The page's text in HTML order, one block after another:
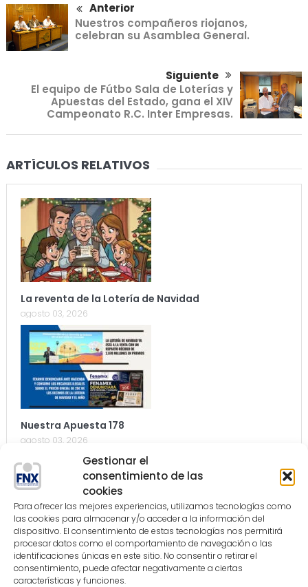
Gestionar el
consentimiento de las
cookies
Para ofrecer las mejores experiencias, utilizamos tecnologías como
las cookies para almacenar y/o acceder a la información del
dispositivo. El consentimiento de estas tecnologías nos permitirá
procesar datos como el comportamiento de navegación o las
identificaciones únicas en este sitio. No consentir o retirar el
consentimiento, puede afectar negativamente a ciertas
características y funciones.
Anterior
Nuestros compañeros riojanos,
celebran su Asamblea General.
Siguiente
El equipo de Fútbo Sala de Loterías y
Apuestas del Estado, gana el XIV
Campeonato R.C. Inter Empresas.
ARTÍCULOS RELATIVOS
La reventa de la Lotería de Navidad
agosto 03, 2026
Nuestra Apuesta 178
agosto 03, 2026
LINEAS ROJAS – EDITORIAL
julio 28, 2026